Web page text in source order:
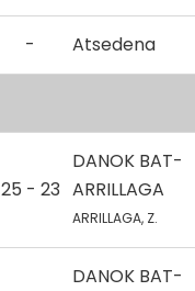
- Atsedena
25 - 23
DANOK BAT-
ARRILLAGA
ARRILLAGA, Z.
DANOK BAT-